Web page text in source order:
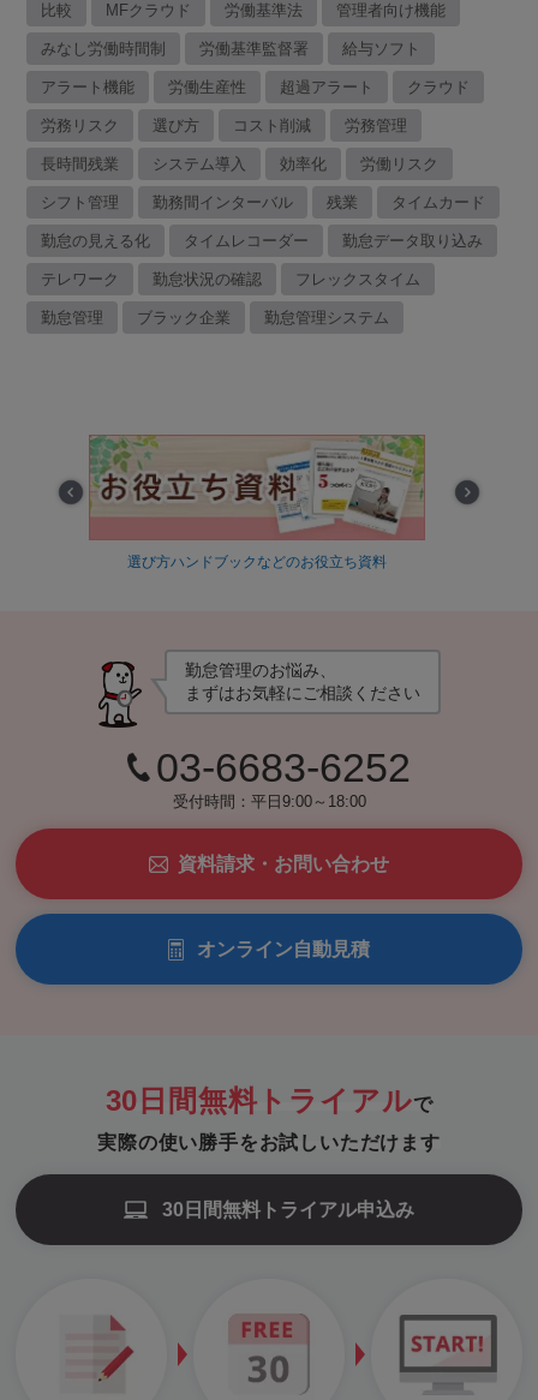
比較 MFクラウド 労働基準法 管理者向け機能
みなし労働時間制 労働基準監督署 給与ソフト
アラート機能 労働生産性 超過アラート クラウド
労務リスク 選び方 コスト削減 労務管理
長時間残業 システム導入 効率化 労働リスク
シフト管理 勤務間インターバル 残業 タイムカード
勤怠の見える化 タイムレコーダー 勤怠データ取り込み
テレワーク 勤怠状況の確認 フレックスタイム
勤怠管理 ブラック企業 勤怠管理システム
最適な勤怠管理方法を30秒で診断！
勤怠管理のお悩み、
まずはお気軽にご相談ください
03-6683-6252
受付時間：平日9:00～18:00
資料請求・お問い合わせ
オンライン自動見積
30日間無料トライアルで
実際の使い勝手をお試しいただけます
30日間無料トライアル申込み